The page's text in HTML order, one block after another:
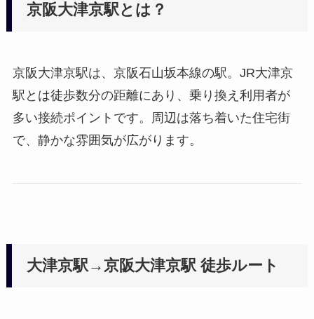
京阪大津京駅とは？
京阪大津京駅は、京阪石山坂本線の駅。JR大津京
駅とは徒歩数分の距離にあり、乗り換え利用者が
多い接続ポイントです。周辺は落ち着いた住宅街
で、静かな雰囲気が広がります。
大津京駅→京阪大津京駅 徒歩ルート